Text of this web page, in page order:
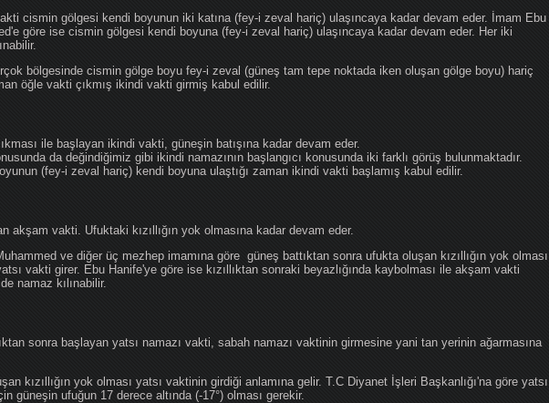
cismin gölgesi kendi boyunun iki katına (fey-i zeval hariç) ulaşıncaya kadar devam eder. İmam Ebu
göre ise cismin gölgesi kendi boyuna (fey-i zeval hariç) ulaşıncaya kadar devam eder. Her iki
bölgesinde cismin gölge boyu fey-i zeval (güneş tam tepe noktada iken oluşan gölge boyu) hariç
öğle vakti çıkmış ikindi vakti girmiş kabul edilir.
ile başlayan ikindi vakti, güneşin batışına kadar devam eder.
da değindiğimiz gibi ikindi namazının başlangıcı konusunda iki farklı görüş bulunmaktadır.
(fey-i zeval hariç) kendi boyuna ulaştığı zaman ikindi vakti başlamış kabul edilir.
akşam vakti. Ufuktaki kızıllığın yok olmasına kadar devam eder.
ve diğer üç mezhep imamına göre güneş battıktan sonra ufukta oluşan kızıllığın yok olması
vakti girer. Ebu Hanife'ye göre ise kızıllıktan sonraki beyazlığında kaybolması ile akşam vakti
namaz kılınabilir.
sonra başlayan yatsı namazı vakti, sabah namazı vaktinin girmesine yani tan yerinin ağarmasına
kızıllığın yok olması yatsı vaktinin girdiği anlamına gelir. T.C Diyanet İşleri Başkanlığı'na göre yatsı
güneşin ufuğun 17 derece altında (-17°) olması gerekir.